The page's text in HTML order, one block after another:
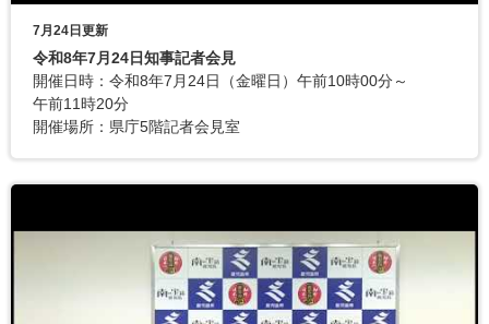
7月24日更新
令和8年7月24日知事記者会見
開催日時：令和8年7月24日（金曜日）午前10時00分～
午前11時20分
開催場所：県庁5階記者会見室